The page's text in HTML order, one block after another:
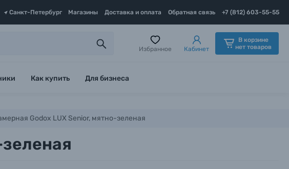
Санкт-Петербург Магазины Доставка и оплата Обратная связь +7 (812) 603-55-55
Избранное Кабинет
В корзине
нет товаров
Как купить Для бизнеса
Godox LUX Senior, мятно-зеленая